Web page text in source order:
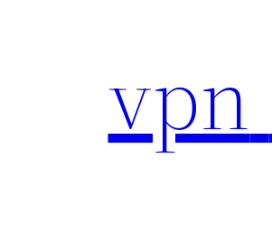
استریم(تغییر آی پی با ۳ vpn